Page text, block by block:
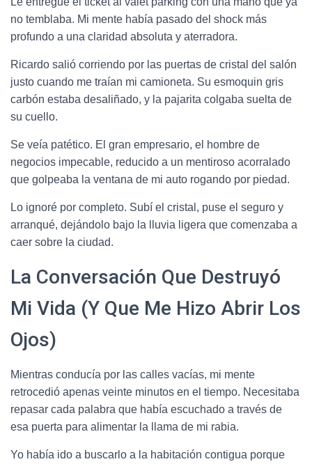
no temblaba. Mi mente había pasado del shock más
profundo a una claridad absoluta y aterradora.
Ricardo salió corriendo por las puertas de cristal del salón
justo cuando me traían mi camioneta. Su esmoquin gris
carbón estaba desaliñado, y la pajarita colgaba suelta de
su cuello.
Se veía patético. El gran empresario, el hombre de
negocios impecable, reducido a un mentiroso acorralado
que golpeaba la ventana de mi auto rogando por piedad.
Lo ignoré por completo. Subí el cristal, puse el seguro y
arranqué, dejándolo bajo la lluvia ligera que comenzaba a
caer sobre la ciudad.
La Conversación Que Destruyó
Mi Vida (Y Que Me Hizo Abrir Los
Ojos)
Mientras conducía por las calles vacías, mi mente
retrocedió apenas veinte minutos en el tiempo. Necesitaba
repasar cada palabra que había escuchado a través de
esa puerta para alimentar la llama de mi rabia.
Yo había ido a buscarlo a la habitación contigua porque